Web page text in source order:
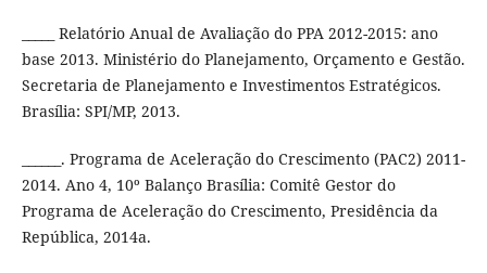
_____ Relatório Anual de Avaliação do PPA 2012-2015: ano
base 2013. Ministério do Planejamento, Orçamento e Gestão.
Secretaria de Planejamento e Investimentos Estratégicos.
Brasília: SPI/MP, 2013.
______. Programa de Aceleração do Crescimento (PAC2) 2011-
2014. Ano 4, 10º Balanço Brasília: Comitê Gestor do
Programa de Aceleração do Crescimento, Presidência da
República, 2014a.